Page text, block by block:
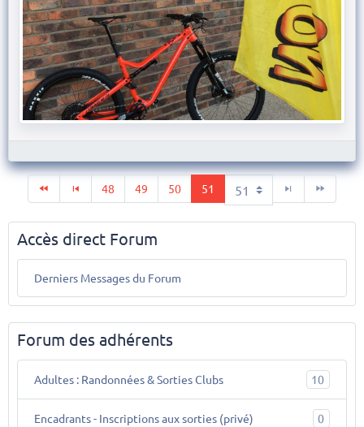
48 49 50 51
Accès direct Forum
Derniers Messages du Forum
Forum des adhérents
Adultes : Randonnées & Sorties Clubs 10
Encadrants - Inscriptions aux sorties (privé) 0